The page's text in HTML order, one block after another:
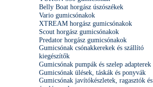
Belly Boat horgász úszószékek
Vario gumicsónakok
XTREAM horgász gumicsónakok
Scout horgász gumicsónakok
Predator horgász gumicsónakok
Gumicsónak csónakkerekek és szállító
kiegészítők
Gumicsónak pumpák és szelep adapterek
Gumicsónak ülések, táskák és ponyvák
Gumicsónak javítókészletek, ragasztók és